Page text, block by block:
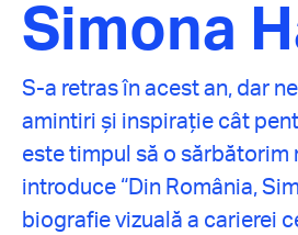
Simona
S-a retras în acest an, dar
amintiri și inspirație cât
este timpul să o sărbătorim
introduce “Din România,
biografie vizuală a carierei